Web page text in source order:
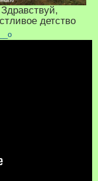
Здравствуй,
детство